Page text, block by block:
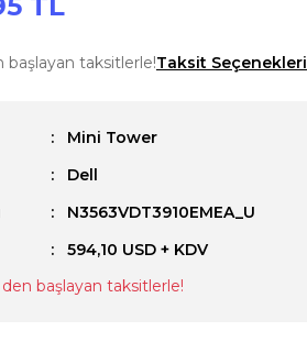
başlayan taksitlerle!Taksit Seçenekleri
Mini Tower
Dell
N3563VDT3910EMEA_U
594,10 USD + KDV
den başlayan taksitlerle!